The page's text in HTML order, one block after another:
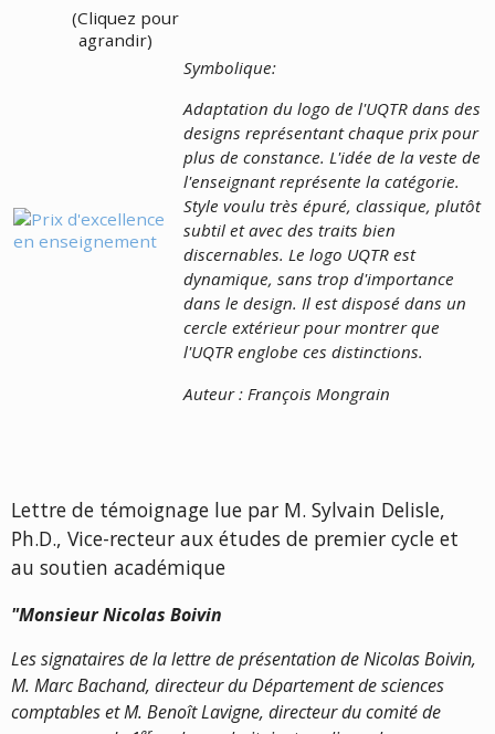
(Cliquez pour
agrandir)
Symbolique:
Adaptation du logo de l'UQTR dans des
designs représentant chaque prix pour
plus de constance. L'idée de la veste de
l'enseignant représente la catégorie.
Style voulu très épuré, classique, plutôt
subtil et avec des traits bien
discernables. Le logo UQTR est
dynamique, sans trop d'importance
dans le design. Il est disposé dans un
cercle extérieur pour montrer que
l'UQTR englobe ces distinctions.
Auteur : François Mongrain
Lettre de témoignage lue par M. Sylvain Delisle,
Ph.D., Vice-recteur aux études de premier cycle et
au soutien académique
"Monsieur Nicolas Boivin
Les signataires de la lettre de présentation de Nicolas Boivin,
M. Marc Bachand, directeur du Département de sciences
comptables et M. Benoît Lavigne, directeur du comité de